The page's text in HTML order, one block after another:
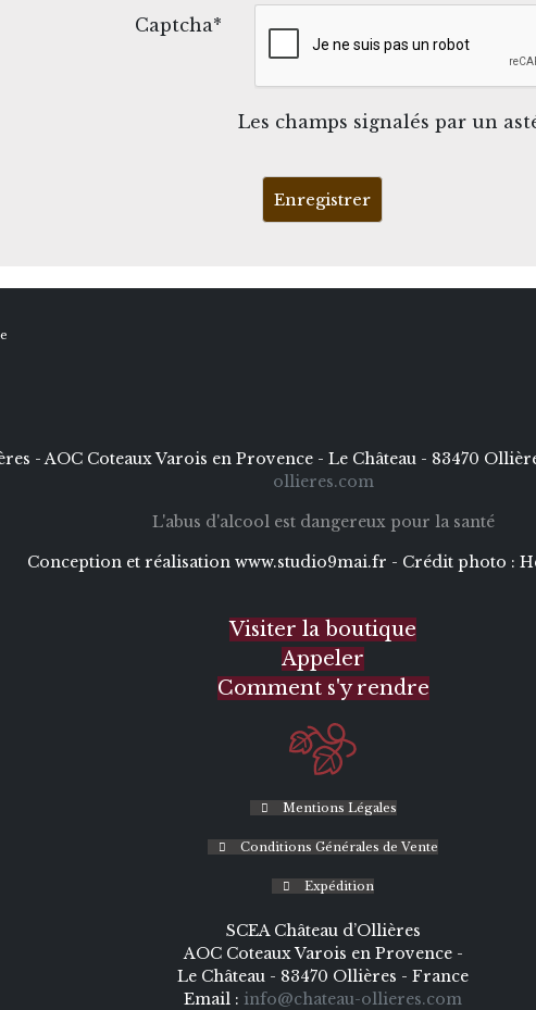
Captcha*
Les champs signalés par un
Enregistrer
- AOC Coteaux Varois en Provence - Le Château - 83470
ollieres.com
L'abus d'alcool est dangereux pour la santé
Conception et réalisation www.studio9mai.fr - Crédit photo :
Visiter la boutique
Appeler
Comment s'y rendre
Mentions Légales
Conditions Générales de Vente
Expédition
SCEA Château d’Ollières
AOC Coteaux Varois en Provence -
Le Château - 83470 Ollières - France
Email : info@chateau-ollieres.com